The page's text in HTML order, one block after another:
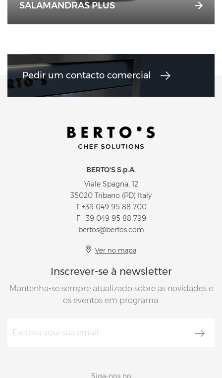
SALAMANDRAS PLUS
Pedir um contacto comercial
BERTO'S S.p.A.
Viale Spagna, 12
35020 Tribano (PD) Italy
T +39 049 95 88 700
F +39 049 95 88 799
bertos@bertos.com
Ver no mapa
Inscrever-se à newsletter
Mantenha-se sempre atualizado sobre as novidades e
os eventos em programa.
Siga-nos no